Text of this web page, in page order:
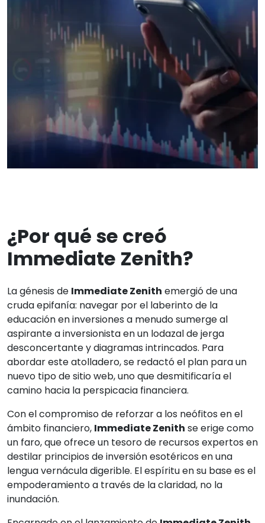
¿Por qué se creó
Immediate Zenith?
La génesis de Immediate Zenith emergió de una
cruda epifanía: navegar por el laberinto de la
educación en inversiones a menudo sumerge al
aspirante a inversionista en un lodazal de jerga
desconcertante y diagramas intrincados. Para
abordar este atolladero, se redactó el plan para un
nuevo tipo de sitio web, uno que desmitificaría el
camino hacia la perspicacia financiera.
Con el compromiso de reforzar a los neófitos en el
ámbito financiero, Immediate Zenith se erige como
un faro, que ofrece un tesoro de recursos expertos en
destilar principios de inversión esotéricos en una
lengua vernácula digerible. El espíritu en su base es el
empoderamiento a través de la claridad, no la
inundación.